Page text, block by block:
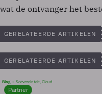
wat de ontvanger het
GERELATEERDE ARTIKELEN
GERELATEERDE ARTIKELEN
Blog Soevereinteit, Cloud
Partner